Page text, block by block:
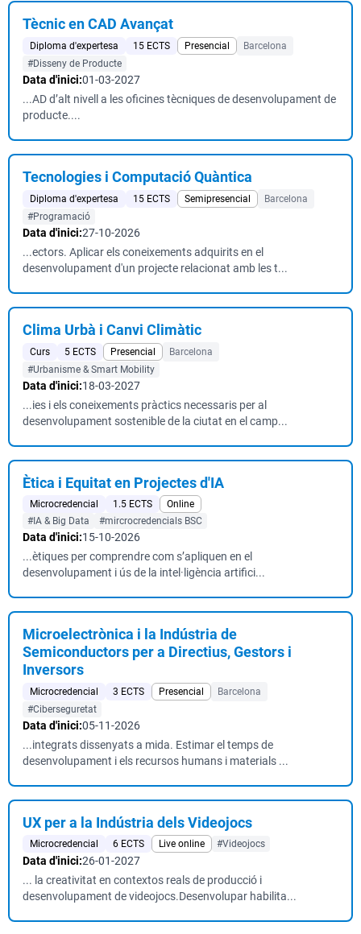
Tècnic en CAD Avançat
Diploma d'expertesa 15 ECTS Presencial
Barcelona
#Disseny de Producte
Data d'inici:01-03-2027
...AD d’alt nivell a les oficines tècniques de desenvolupament de
producte....
Tecnologies i Computació Quàntica
Diploma d'expertesa 15 ECTS Semipresencial
Barcelona
#Programació
Data d'inici:27-10-2026
...ectors. Aplicar els coneixements adquirits en el
desenvolupament d'un projecte relacionat amb les t...
Clima Urbà i Canvi Climàtic
Curs 5 ECTS Presencial
Barcelona
#Urbanisme & Smart Mobility
Data d'inici:18-03-2027
...ies i els coneixements pràctics necessaris per al
desenvolupament sostenible de la ciutat en el camp...
Ètica i Equitat en Projectes d'IA
Microcredencial 1.5 ECTS
Online
#IA & Big Data
#mircrocredencials BSC
Data d'inici:15-10-2026
...ètiques per comprendre com s’apliquen en el
desenvolupament i ús de la intel·ligència artifici...
Microelectrònica i la Indústria de
Semiconductors per a Directius, Gestors i
Inversors
Microcredencial 3 ECTS Presencial
Barcelona
#Ciberseguretat
Data d'inici:05-11-2026
...integrats dissenyats a mida. Estimar el temps de
desenvolupament i els recursos humans i materials ...
UX per a la Indústria dels Videojocs
Microcredencial 6 ECTS Live online #Videojocs
Data d'inici:26-01-2027
... la creativitat en contextos reals de producció i
desenvolupament de videojocs.Desenvolupar habilita...